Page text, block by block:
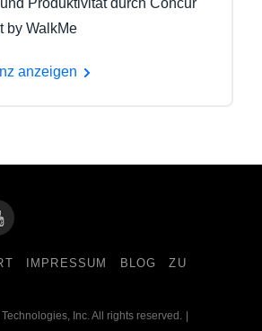
Produktivität durch Concur
by WalkMe
anzeigen
IMPRESSUM BLOG
ZU
Inc. All rights reserved.